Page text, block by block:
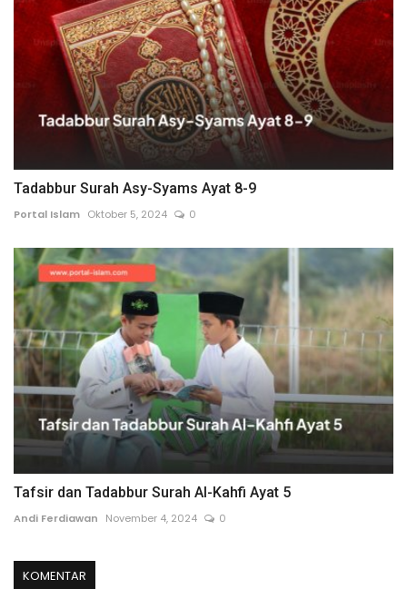
Tadabbur Surah Asy-Syams Ayat 8-9
Portal Islam Oktober 5, 2024 0
Tafsir dan Tadabbur Surah Al-Kahfi Ayat 5
Andi Ferdiawan November 4, 2024 0
KOMENTAR